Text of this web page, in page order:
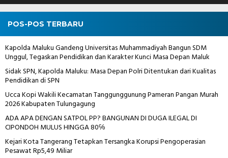
POS-POS TERBARU
Kapolda Maluku Gandeng Universitas Muhammadiyah Bangun SDM
Unggul, Tegaskan Pendidikan dan Karakter Kunci Masa Depan Maluk
Sidak SPN, Kapolda Maluku: Masa Depan Polri Ditentukan dari Kualitas
Pendidikan di SPN
Ucca Kopi Wakili Kecamatan Tanggunggunung Pameran Pangan Murah
2026 Kabupaten Tulungagung
ADA APA DENGAN SATPOL PP? BANGUNAN DI DUGA ILEGAL DI
CIPONDOH MULUS HINGGA 80℅
Kejari Kota Tangerang Tetapkan Tersangka Korupsi Pengoperasian
Pesawat Rp5,49 Miliar